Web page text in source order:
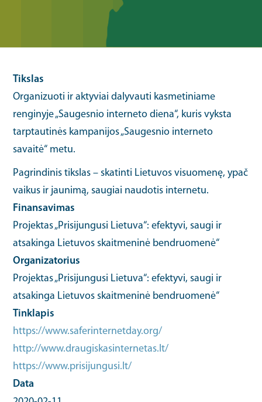
Tikslas
Organizuoti ir aktyviai dalyvauti kasmetiniame
renginyje „Saugesnio interneto diena“, kuris vyksta
tarptautinės kampanijos „Saugesnio interneto
savaitė“ metu.
Pagrindinis tikslas – skatinti Lietuvos visuomenę, ypač
vaikus ir jaunimą, saugiai naudotis internetu.
Finansavimas
Projektas „Prisijungusi Lietuva“: efektyvi, saugi ir
atsakinga Lietuvos skaitmeninė bendruomenė“
Organizatorius
Projektas „Prisijungusi Lietuva“: efektyvi, saugi ir
atsakinga Lietuvos skaitmeninė bendruomenė“
Tinklapis
https://www.saferinternetday.org/
http://www.draugiskasinternetas.lt/
https://www.prisijungusi.lt/
Data